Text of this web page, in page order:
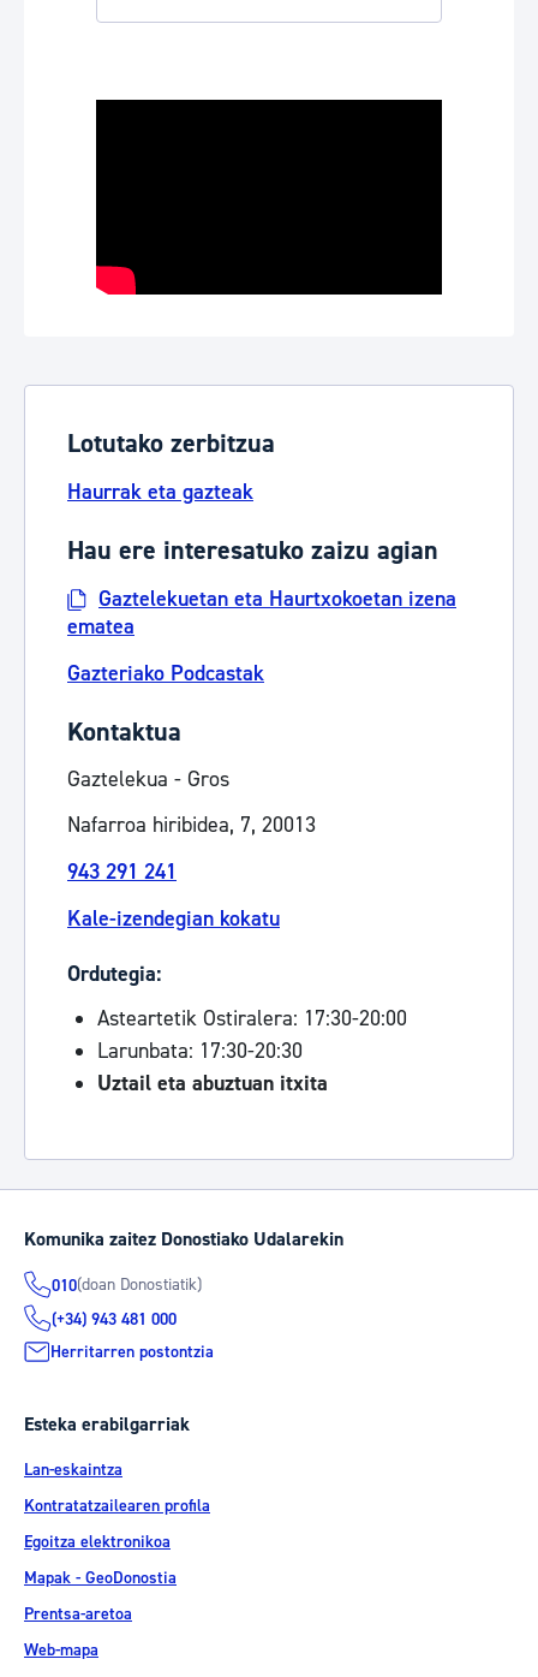
Lotutako zerbitzua
Haurrak eta gazteak
Hau ere interesatuko zaizu agian
Gaztelekuetan eta Haurtxokoetan izena
ematea
Gazteriako Podcastak
Kontaktua
Gaztelekua - Gros
Nafarroa hiribidea, 7, 20013
943 291 241
Kale-izendegian kokatu
Ordutegia:
Asteartetik Ostiralera: 17:30-20:00
Larunbata: 17:30-20:30
Uztail eta abuztuan itxita
Komunika zaitez Donostiako Udalarekin
010(doan Donostiatik)
(+34) 943 481 000
Herritarren postontzia
Esteka erabilgarriak
Lan-eskaintza
Kontratatzailearen profila
Egoitza elektronikoa
Mapak - GeoDonostia
Prentsa-aretoa
Web-mapa